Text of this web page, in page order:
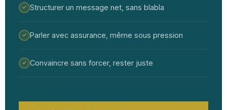
✓ Structurer un message net, sans blabla
✓ Parler avec assurance, même sous pression
✓ Convaincre sans forcer, rester juste